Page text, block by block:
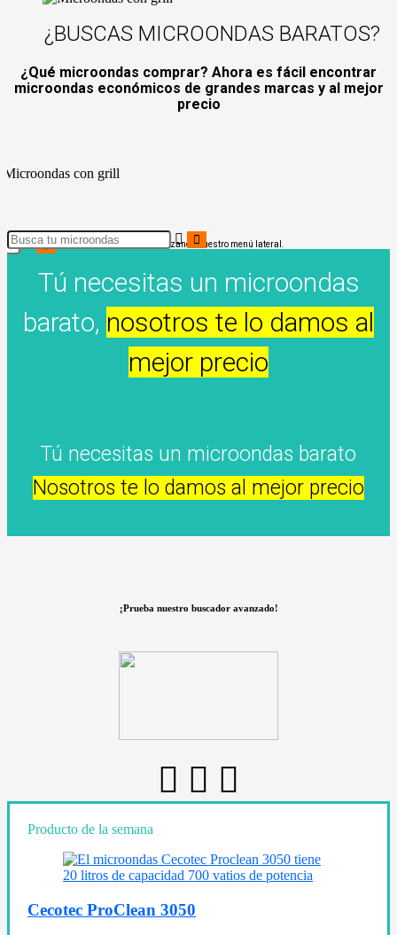
¿BUSCAS MICROONDAS BARATOS?
¿Qué microondas comprar? Ahora es fácil encontrar
microondas económicos de grandes marcas y al mejor
precio
cualquier característica o precio utilizando nuestro menú lateral.
Tú necesitas un microondas
barato, nosotros te lo damos al
mejor precio
Tú necesitas un microondas barato
Nosotros te lo damos al mejor precio
¡Prueba nuestro buscador avanzado!
Producto de la semana
Cecotec ProClean 3050